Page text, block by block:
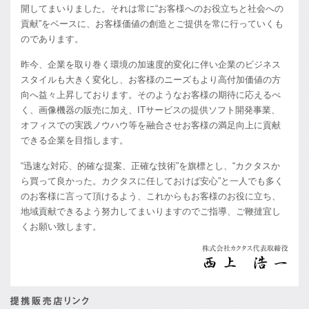
開してまいりました。それは常に“お客様へのお役立ちと社会への
貢献”をベースに、お客様価値の創造とご提供を常に行っていくも
のであります。
昨今、企業を取り巻く環境の加速度的変化に伴い企業のビジネス
スタイルも大きく変化し、お客様のニーズもより高付加価値の方
向へ益々上昇しております。そのようなお客様の期待に応えるべ
く、画像機器の販売に加え、ITサービスの提供ソフト開発事業、
オフィスでの実践ノウハウ等を融合させお客様の満足向上に貢献
できる企業を目指します。
“迅速な対応、的確な提案、正確な技術”を旗標とし、“カクタスか
ら買って良かった。カクタスに任しておけば安心”と一人でも多く
のお客様に言って頂けるよう、これからもお客様のお役に立ち、
地域貢献できるよう努力してまいりますのでご指導、ご鞭撻宜し
くお願い致します。